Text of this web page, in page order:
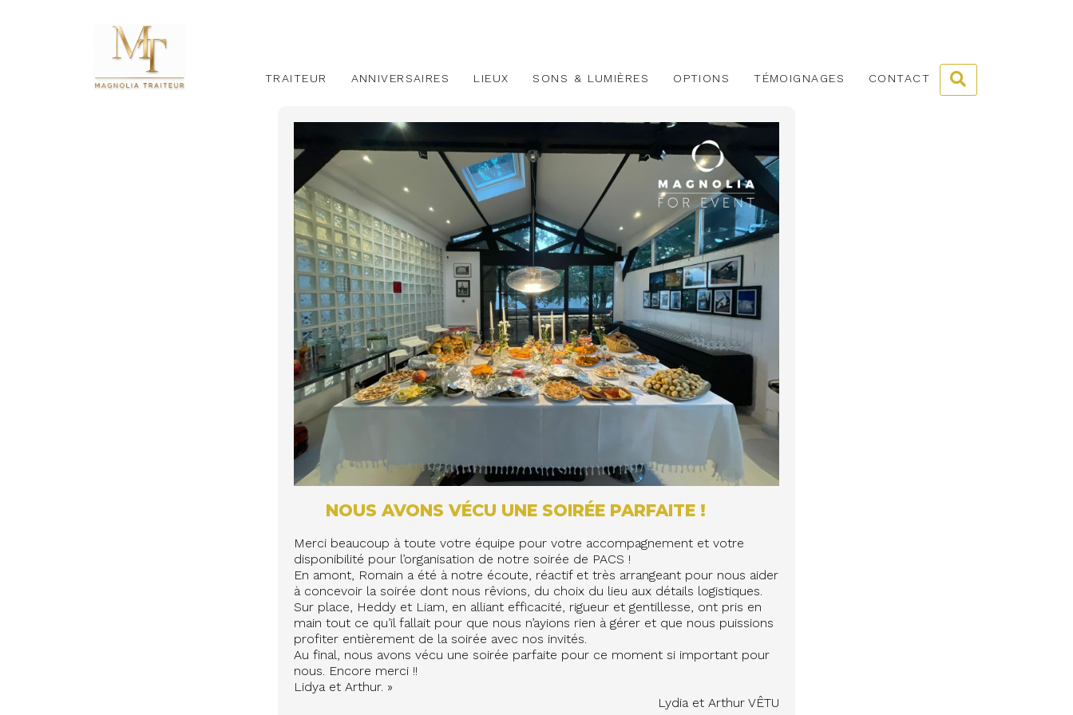
TRAITEUR ANNIVERSAIRES LIEUX SONS & LUMIÈRES OPTIONS TÉMOIGNAGES CONTACT
NOUS AVONS VÉCU UNE SOIRÉE PARFAITE !
Merci beaucoup à toute votre équipe pour votre accompagnement et votre
disponibilité pour l’organisation de notre soirée de PACS !
En amont, Romain a été à notre écoute, réactif et très arrangeant pour nous aider
à concevoir la soirée dont nous rêvions, du choix du lieu aux détails logistiques.
Sur place, Heddy et Liam, en alliant efficacité, rigueur et gentillesse, ont pris en
main tout ce qu’il fallait pour que nous n’ayions rien à gérer et que nous puissions
profiter entièrement de la soirée avec nos invités.
Au final, nous avons vécu une soirée parfaite pour ce moment si important pour
nous. Encore merci !!
Lidya et Arthur. »
Lydia et Arthur VÊTU